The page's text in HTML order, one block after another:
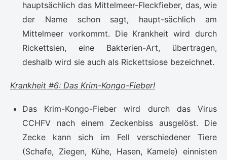
hauptsächlich das Mittelmeer-Fleckfieber, das, wie
der Name schon sagt, haupt-sächlich am
Mittelmeer vorkommt. Die Krankheit wird durch
Rickettsien, eine Bakterien-Art, übertragen,
deshalb wird sie auch als Rickettsiose bezeichnet.
Krankheit #6: Das Krim-Kongo-Fieber!
Das Krim-Kongo-Fieber wird durch das Virus
CCHFV nach einem Zeckenbiss ausgelöst. Die
Zecke kann sich im Fell verschiedener Tiere
(Schafe, Ziegen, Kühe, Hasen, Kamele) einnisten